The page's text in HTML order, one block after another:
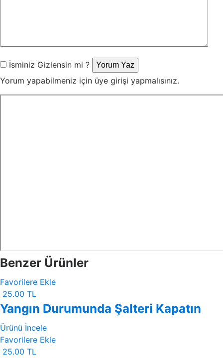
İsminiz Gizlensin mi ? Yorum Yaz
Yorum yapabilmeniz için üye girişi yapmalısınız.
Benzer Ürünler
Favorilere Ekle
25.00 TL
Yangın Durumunda Şalteri Kapatın
Ürünü İncele
Favorilere Ekle
25.00 TL